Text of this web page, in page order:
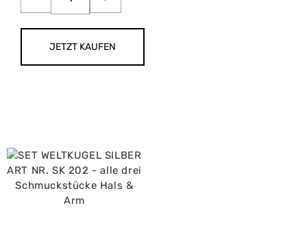
JETZT KAUFEN